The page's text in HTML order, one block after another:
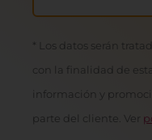
* Los datos serán
con la finalidad de
información y
parte del cliente. Ver